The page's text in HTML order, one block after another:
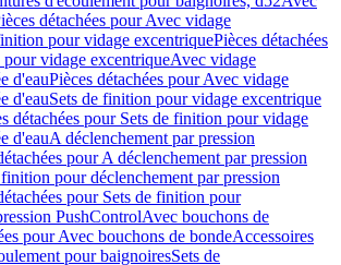
détachées pour Avec vidage
pour vidage excentriquePièces détachées
vidage excentriqueAvec vidage
d'eauPièces détachées pour Avec vidage
d'eauSets de finition pour vidage excentrique
détachées pour Sets de finition pour vidage
d'eauA déclenchement par pression
pour A déclenchement par pression
finition pour déclenchement par pression
pour Sets de finition pour
PushControlAvec bouchons de
pour Avec bouchons de bondeAccessoires
pour baignoiresSets de